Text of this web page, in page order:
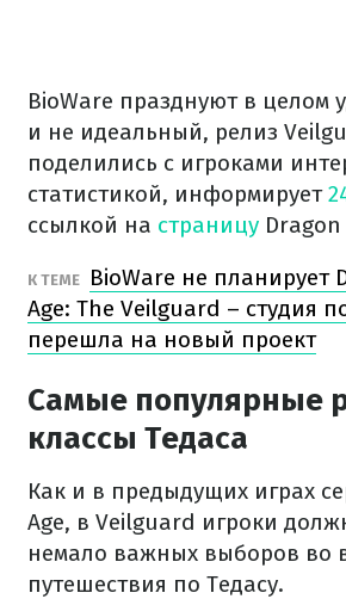
BioWare празднуют в целом
и не идеальный, релиз
поделились с игроками
статистикой, информирует
ссылкой на страницу Dragon
К ТЕМЕ
BioWare не планирует
Age: The Veilguard – студия
перешла на новый проект
Самые популярные
классы Тедаса
Как и в предыдущих играх
Age, в Veilguard игроки
немало важных выборов во
путешествия по Тедасу.